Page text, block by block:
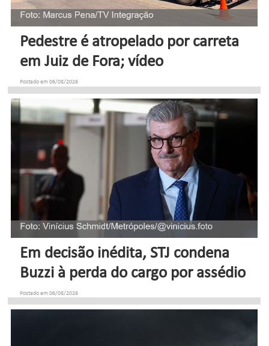
Pedestre é atropelado por carreta
em Juiz de Fora; vídeo
Postado em 06/08/2026
Em decisão inédita, STJ condena
Buzzi à perda do cargo por assédio
Postado em 06/08/2026